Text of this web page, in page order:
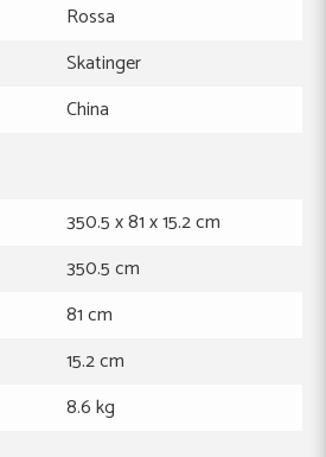
Rossa
Skatinger
China
350.5 x 81 x 15.2 cm
350.5 cm
81 cm
15.2 cm
8.6 kg